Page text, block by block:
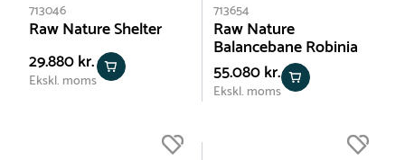
713046
Raw Nature Shelter
29.880 kr.
Ekskl. moms
713654
Raw Nature
Balancebane Robinia
55.080 kr.
Ekskl. moms